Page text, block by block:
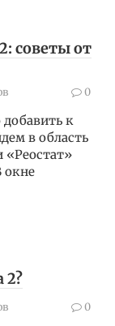
советы от
0
добавить к
в область
«Реостат»
окне
2?
0